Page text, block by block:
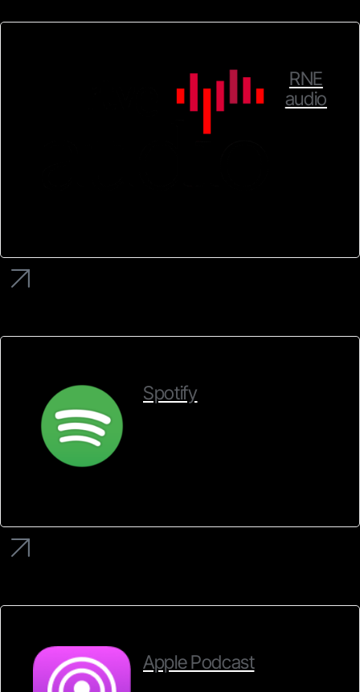
RNE
audio
Spotify
Apple Podcast